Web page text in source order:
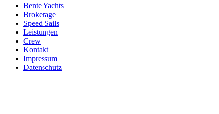
Bente Yachts
Brokerage
Speed Sails
Leistungen
Crew
Kontakt
Impressum
Datenschutz